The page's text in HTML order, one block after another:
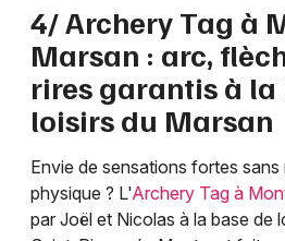
4/ Archery Tag à
Marsan : arc,
rires garantis à la
loisirs du Marsan
Envie de sensations fortes
physique ? L'Archery Tag à
par Joël et Nicolas à la base de